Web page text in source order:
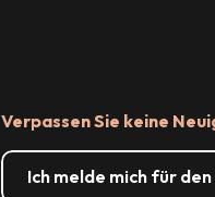
Verpassen Sie keine
Ich melde mich für